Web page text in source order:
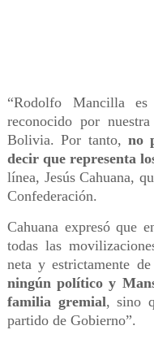
“Rodolfo Mancilla
reconocido por
Bolivia. Por tanto,no
decir que representa
línea, Jesús Cahuana,
Confederación.
Cahuana expresó que
todas las
neta y estrictamente
ningún político y
familia gremial, sino
partido de Gobierno”.